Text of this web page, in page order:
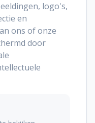
logo's,
en
ons of onze
door